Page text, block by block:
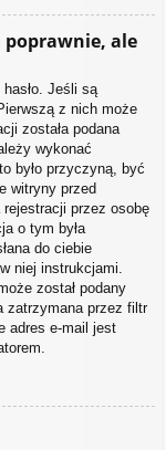
poprawnie, ale
Jeśli są
z nich może
została podana
wykonać
było przyczyną, być
witryny przed
przez osobę
o tym była
do ciebie
niej instrukcjami.
został podany
zatrzymana przez filtr
adres e-mail jest